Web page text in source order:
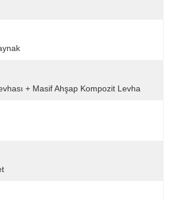
+ Masif Ahşap Kompozit Levha